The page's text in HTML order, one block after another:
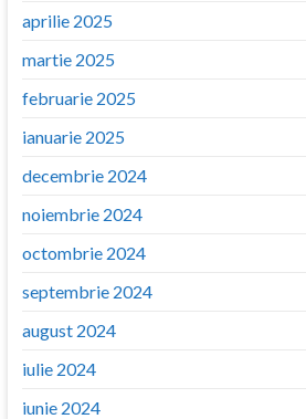
aprilie 2025
martie 2025
februarie 2025
ianuarie 2025
decembrie 2024
noiembrie 2024
octombrie 2024
septembrie 2024
august 2024
iulie 2024
iunie 2024